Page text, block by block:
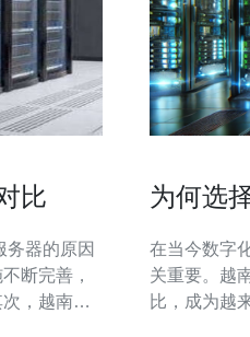
比
务器的原因
断完善，
，越南的
为何选
在当今数字
关重要。越
比，成为越